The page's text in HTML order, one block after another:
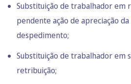
Substituição de trabalhador em
pendente ação de apreciação
despedimento;
Substituição de trabalhador em
retribuição;